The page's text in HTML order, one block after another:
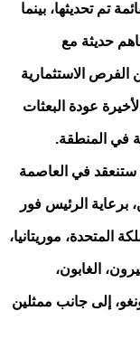
تم تحديثها، بينما
حديثة مع
من 0,5 مليار يورو من الفرص الاستثمارية
عودة البعثات
في المنطقة.
وأضاف أن النسخة المقبلة من WCAF 2025 ستنعقد في العاصمة
المقبلين، برعاية الرئيس فور
المتحدة، موريتانيا،
الغابون،
إلى جانب ممثلين